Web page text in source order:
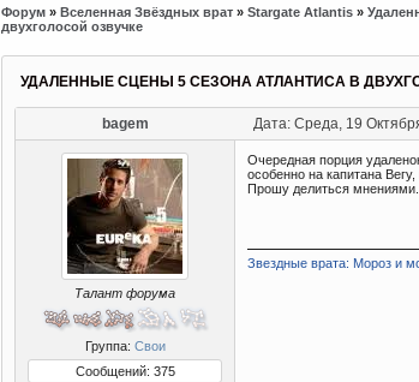
Форум » Вселенная Звёздных врат » Stargate Atlantis »
двухголосой озвучке
УДАЛЕННЫЕ СЦЕНЫ 5 СЕЗОНА АТЛАНТИСА В
bagem Дата: Среда, 19
Талант форума
Группа: Свои
Сообщений: 375
Очередная порция
особенно на капитана
Прошу делиться мнениями.
Звездные врата: Мороз и